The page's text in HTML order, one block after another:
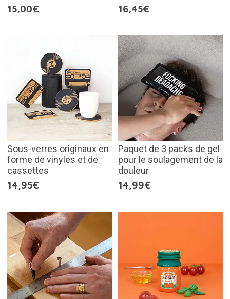
15,00€
16,45€
Sous-verres originaux en
forme de vinyles et de
cassettes
14,95€
Paquet de 3 packs de gel
pour le soulagement de la
douleur
14,99€